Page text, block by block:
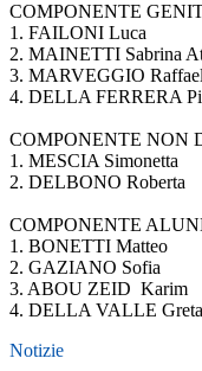
COMPONENTE
1. FAILONI Luca
2. MAINETTI Sabrina
3. MARVEGGIO
4. DELLA FERRERA
COMPONENTE NON
1. MESCIA Simonetta
2. DELBONO Roberta
COMPONENTE
1. BONETTI Matteo
2. GAZIANO Sofia
3. ABOU ZEID Karim
4. DELLA VALLE Greta
Notizie